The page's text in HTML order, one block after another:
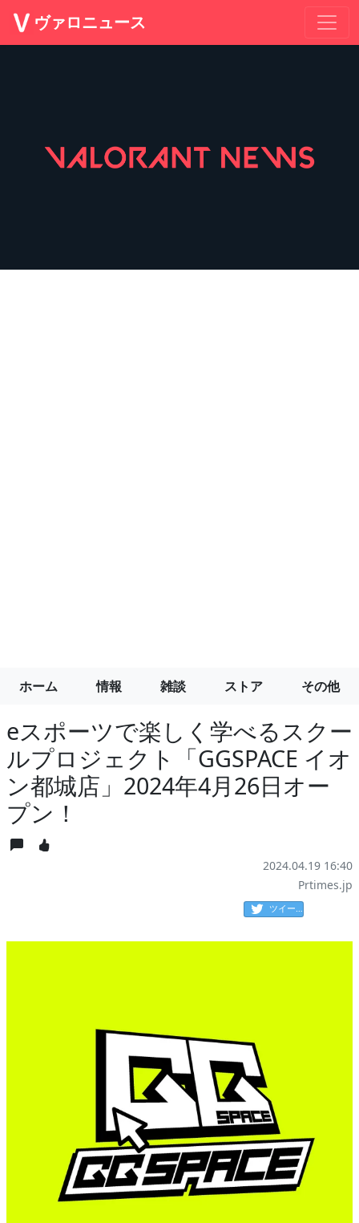
ヴァロニュース
ホーム 情報 雑談 ストア その他
eスポーツで楽しく学べるスクー
ルプロジェクト「GGSPACE イオ
ン都城店」2024年4月26日オー
プン！
2024.04.19 16:40
Prtimes.jp
ツイート